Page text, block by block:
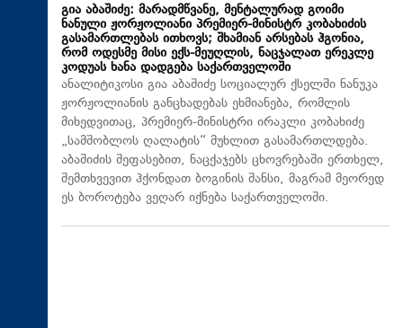
გია აბაშიძე: მარადმწვანე, მენტალურად გოიმი
ნანული ჟორჟოლიანი პრემიერ-მინისტრ კობახიძის
გასამართლებას ითხოვს; შხამიან არსებას ჰგონია,
რომ ოდესმე მისი ექს-მეუღლის, ნაცჯალათ ერეკლე
კოდუას ხანა დადგება საქართველოში
ანალიტიკოსი გია აბაშიძე სოციალურ ქსელში ნანუკა
ჟორჟოლიანის განცხადებას ეხმიანება, რომლის
მიხედვითაც, პრემიერ-მინისტრი ირაკლი კობახიძე
„სამშობლოს ღალატის“ მუხლით გასამართლდება.
აბაშიძის შეფასებით, ნაცქაჯებს ცხოვრებაში ერთხელ,
შემთხვევით ჰქონდათ ბოგინის შანსი, მაგრამ მეორედ
ეს ბოროტება ვეღარ იქნება საქართველოში.